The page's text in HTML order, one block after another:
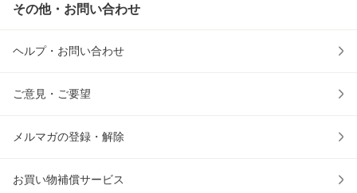
その他・お問い合わせ
ヘルプ・お問い合わせ
ご意見・ご要望
メルマガの登録・解除
お買い物補償サービス